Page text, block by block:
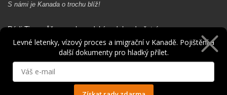
S námi je Kanada o trochu blíž!
Rádi Ti pomůžeme s kanadským dobrodružstvím…
Levné letenky, vízový proces a imigrační v Kanadě. Pojištění a
další dokumenty pro hladký přílet.